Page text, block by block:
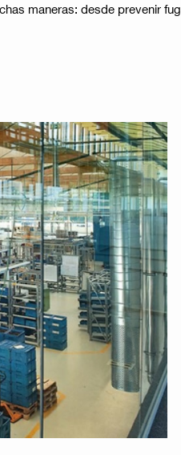
maneras: desde prevenir